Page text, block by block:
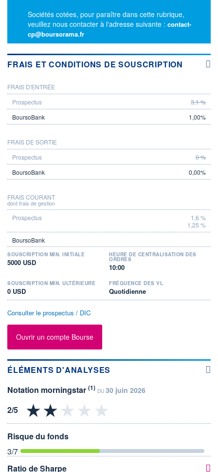
Sociétés cotées, pour paraître dans cette rubrique,
veuillez nous contacter à l'adresse suivante : contact-
cp@boursorama.fr
FRAIS ET CONDITIONS DE SOUSCRIPTION
PROSPECTUS
FRAIS D'ENTRÉE
3,1 %
1,00%
FRAIS DE SORTIE
0 %
0,00%
FRAIS COURANT
dont frais de gestion
1,6 %
1,25 %
SOUSCRIPTION MIN. INITIALE
5000 USD
HEURE DE CENTRALISATION DES
ORDRES
10:00
SOUSCRIPTION MIN. ULTÉRIEURE
0 USD
FRÉQUENCE DES VL
Quotidienne
Consulter le prospectus / DIC
Ouvrir un compte Bourse
ÉLÉMENTS D'ANALYSES
Notation morningstar (1) DU 30 juin 2026
Risque du fonds
3/7
Ratio de Sharpe